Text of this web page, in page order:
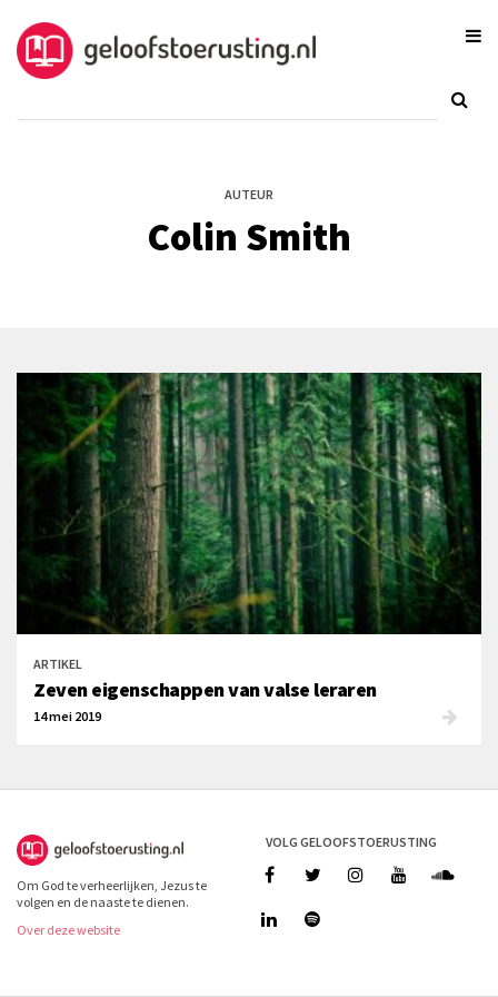
AUTEUR
Colin Smith
ARTIKEL
Zeven eigenschappen van valse leraren
14 mei 2019
Om God te verheerlijken, Jezus te
volgen en de naaste te dienen.
Over deze website
VOLG GELOOFSTOERUSTING